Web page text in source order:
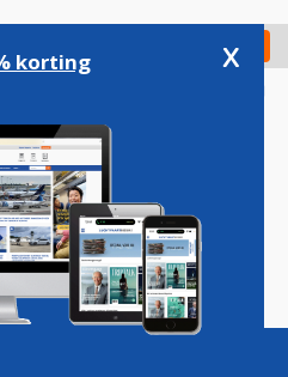
Check in
Vacatures
korting x